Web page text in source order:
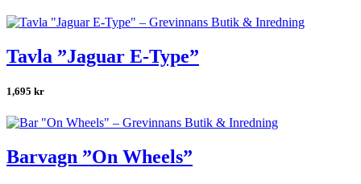
Tavla ”Jaguar E-Type”
1,695 kr
Barvagn ”On Wheels”